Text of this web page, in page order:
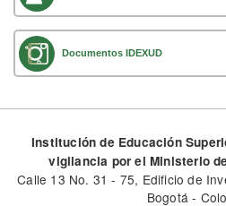
Documentos IDEXUD
Institución de Educación
vigilancia por el Ministerio
Calle 13 No. 31 - 75, Edificio de
Bogotá -